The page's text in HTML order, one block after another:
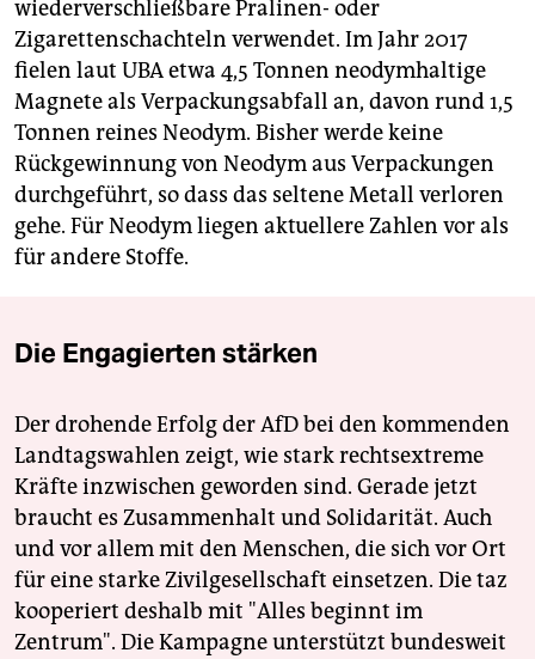
wiederverschließbare Pralinen- oder
Zigarettenschachteln verwendet. Im Jahr 2017
fielen laut UBA etwa 4,5 Tonnen neodymhaltige
Magnete als Verpackungsabfall an, davon rund 1,5
Tonnen reines Neodym. Bisher werde keine
Rückgewinnung von Neodym aus Verpackungen
durchgeführt, so dass das seltene Metall verloren
gehe. Für Neodym liegen aktuellere Zahlen vor als
für andere Stoffe.
Die Engagierten stärken
Der drohende Erfolg der AfD bei den kommenden
Landtagswahlen zeigt, wie stark rechtsextreme
Kräfte inzwischen geworden sind. Gerade jetzt
braucht es Zusammenhalt und Solidarität. Auch
und vor allem mit den Menschen, die sich vor Ort
für eine starke Zivilgesellschaft einsetzen. Die taz
kooperiert deshalb mit "Alles beginnt im
Zentrum". Die Kampagne unterstützt bundesweit